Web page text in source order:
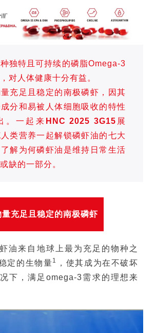
独特且可持续的磷脂Omega-3
对人体健康十分有益。
充足且稳定的南极磷虾，因其
分和易被人体细胞吸收的特性
。一起来 HNC 2025 3G15 展
类营养一起解锁磷虾油的七大
解为何磷虾油是维持日常生活
缺的一部分。
量充足且稳定的南极磷虾
油来自地球上最为充足的物种之
定的生物量1
，使其成为在不破坏
下，满足omega-3需求的理想来